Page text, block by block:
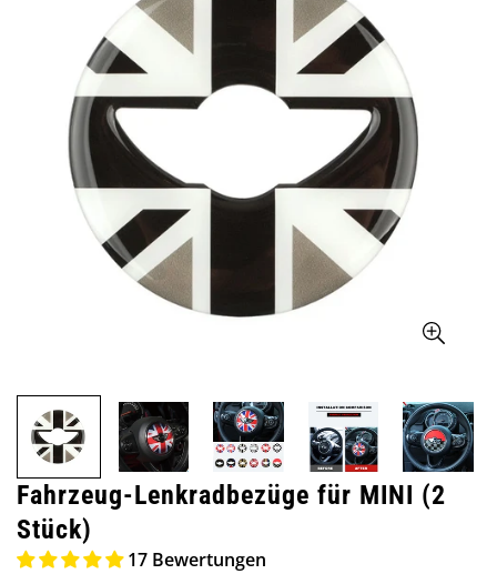
Fahrzeug-Lenkradbezüge für MINI (2
Stück)
17 Bewertungen